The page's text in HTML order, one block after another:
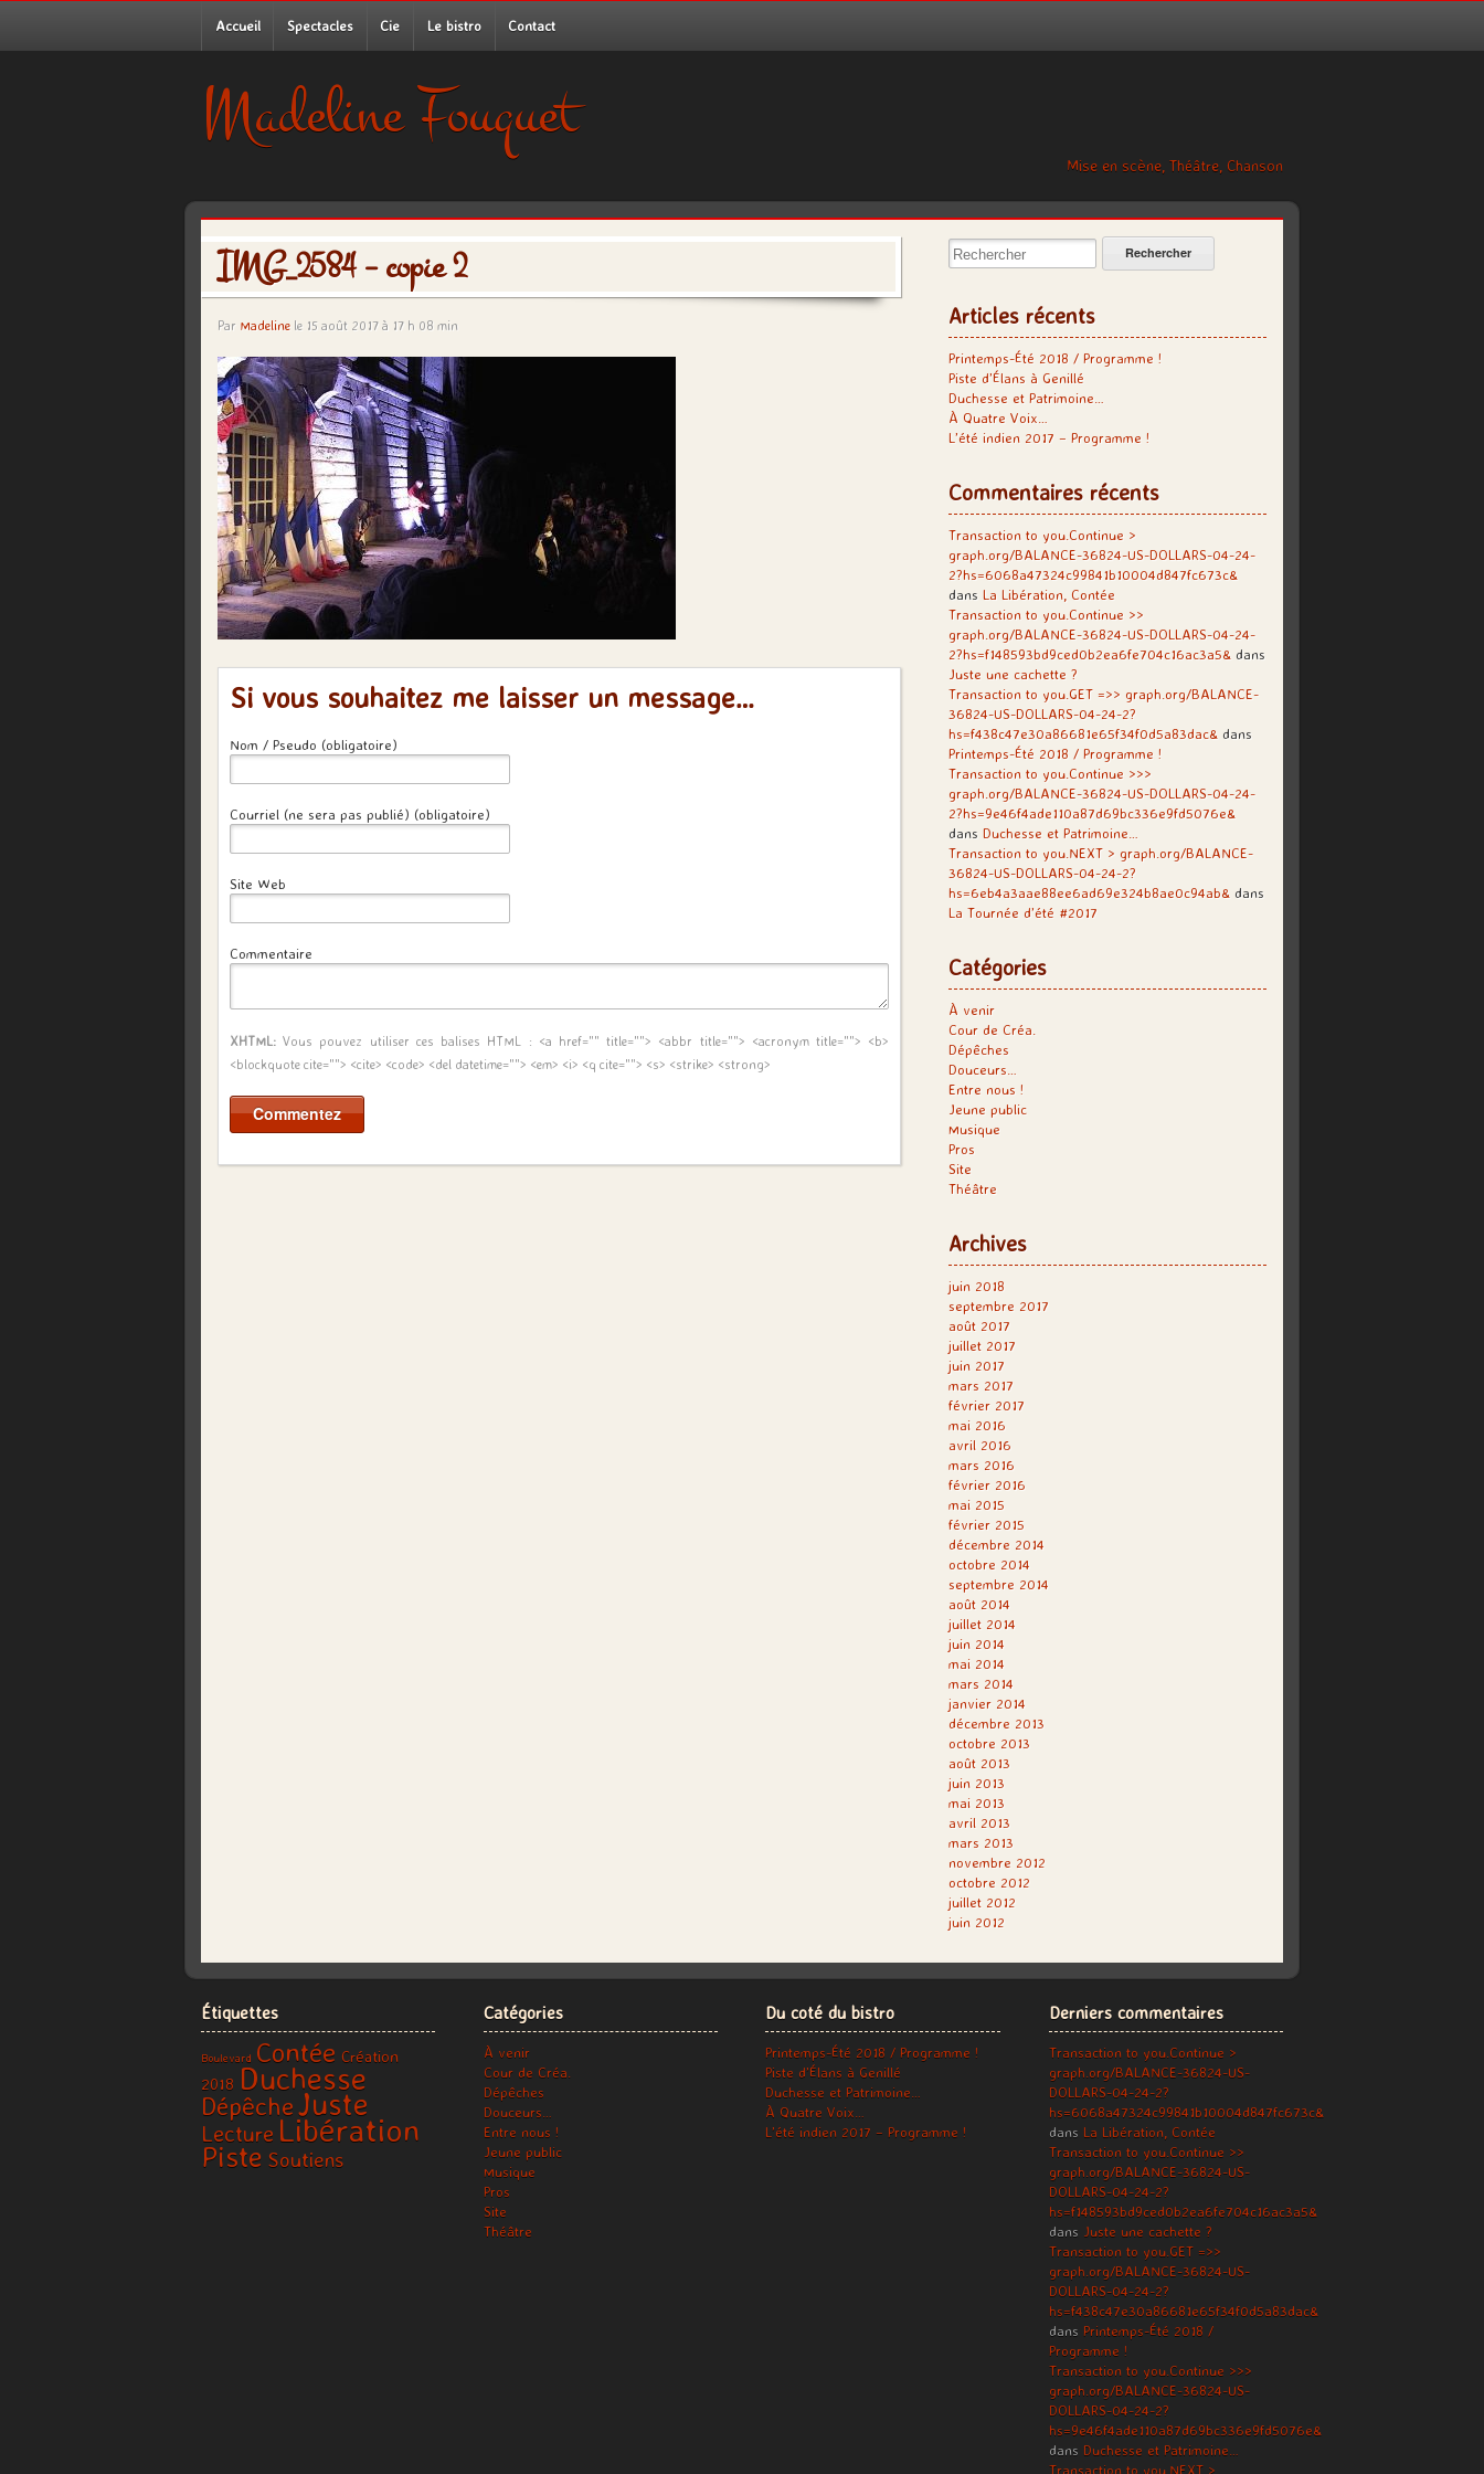
Accueil Spectacles Cie Le bistro Contact
Madeline Fouquet
Mise en scène, Théâtre, Chanson
IMG_2584 – copie 2
Par Madeline le 15 août 2017 à 17 h 08 min
Si vous souhaitez me laisser un message…
Nom / Pseudo (obligatoire)
Courriel (ne sera pas publié) (obligatoire)
Site Web
Commentaire
XHTML: Vous pouvez utiliser ces balises HTML : <a href="" title=""> <abbr title=""> <acronym title=""> <b>
<blockquote cite=""> <cite> <code> <del datetime=""> <em> <i> <q cite=""> <s> <strike> <strong>
Rechercher:
Articles récents
Printemps-Été 2018 / Programme !
Piste d’Élans à Genillé
Duchesse et Patrimoine…
À Quatre Voix…
L’été indien 2017 – Programme !
Commentaires récents
Transaction to you.Continue >
graph.org/BALANCE-36824-US-DOLLARS-04-24-
2?hs=6068a47324c99841b10004d847fc673c&
dans La Libération, Contée
Transaction to you.Continue >>
graph.org/BALANCE-36824-US-DOLLARS-04-24-
2?hs=f148593bd9ced0b2ea6fe704c16ac3a5& dans
Juste une cachette ?
Transaction to you.GET =>> graph.org/BALANCE-
36824-US-DOLLARS-04-24-2?
hs=f438c47e30a86681e65f34f0d5a83dac& dans
Printemps-Été 2018 / Programme !
Transaction to you.Continue >>>
graph.org/BALANCE-36824-US-DOLLARS-04-24-
2?hs=9e46f4ade110a87d69bc336e9fd5076e&
dans Duchesse et Patrimoine…
Transaction to you.NEXT > graph.org/BALANCE-
36824-US-DOLLARS-04-24-2?
hs=6eb4a3aae88ee6ad69e324b8ae0c94ab& dans
La Tournée d’été #2017
Catégories
À venir
Cour de Créa.
Dépêches
Douceurs…
Entre nous !
Jeune public
Musique
Pros
Site
Théâtre
Archives
juin 2018
septembre 2017
août 2017
juillet 2017
juin 2017
mars 2017
février 2017
mai 2016
avril 2016
mars 2016
février 2016
mai 2015
février 2015
décembre 2014
octobre 2014
septembre 2014
août 2014
juillet 2014
juin 2014
mai 2014
mars 2014
janvier 2014
décembre 2013
octobre 2013
août 2013
juin 2013
mai 2013
avril 2013
mars 2013
novembre 2012
octobre 2012
juillet 2012
juin 2012
Étiquettes
Boulevard Contée Création
2018 Duchesse
DépêcheJuste
Lecture Libération
Piste Soutiens
Catégories
À venir
Cour de Créa.
Dépêches
Douceurs…
Entre nous !
Jeune public
Musique
Pros
Site
Théâtre
Du coté du bistro
Printemps-Été 2018 / Programme !
Piste d’Élans à Genillé
Duchesse et Patrimoine…
À Quatre Voix…
L’été indien 2017 – Programme !
Derniers commentaires
Transaction to you.Continue >
graph.org/BALANCE-36824-US-
DOLLARS-04-24-2?
hs=6068a47324c99841b10004d847fc673c&
dans La Libération, Contée
Transaction to you.Continue >>
graph.org/BALANCE-36824-US-
DOLLARS-04-24-2?
hs=f148593bd9ced0b2ea6fe704c16ac3a5&
dans Juste une cachette ?
Transaction to you.GET =>>
graph.org/BALANCE-36824-US-
DOLLARS-04-24-2?
hs=f438c47e30a86681e65f34f0d5a83dac&
dans Printemps-Été 2018 /
Programme !
Transaction to you.Continue >>>
graph.org/BALANCE-36824-US-
DOLLARS-04-24-2?
hs=9e46f4ade110a87d69bc336e9fd5076e&
dans Duchesse et Patrimoine…
Transaction to you.NEXT >